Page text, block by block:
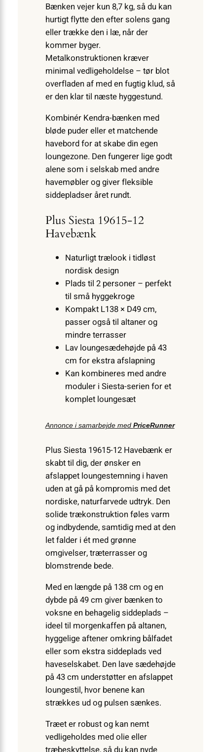
Bænken vejer kun 8,7 kg, så du kan
hurtigt flytte den efter solens gang
eller trække den i læ, når der
kommer byger.
Metalkonstruktionen kræver
minimal vedligeholdelse – tør blot
overfladen af med en fugtig klud, så
er den klar til næste hyggestund.
Kombinér Kendra-bænken med
bløde puder eller et matchende
havebord for at skabe din egen
loungezone. Den fungerer lige godt
alene som i selskab med andre
havemøbler og giver fleksible
siddepladser året rundt.
Plus Siesta 19615-12
Havebænk
Naturligt trælook i tidløst
nordisk design
Plads til 2 personer – perfekt
til små hyggekroge
Kompakt L138 × D49 cm,
passer også til altaner og
mindre terrasser
Lav loungesædehøjde på 43
cm for ekstra afslapning
Kan kombineres med andre
moduler i Siesta-serien for et
komplet loungesæt
Annonce i samarbejde med PriceRunner
Plus Siesta 19615-12 Havebænk er
skabt til dig, der ønsker en
afslappet lounge­stemning i haven
uden at gå på kompromis med det
nordiske, naturfarvede udtryk. Den
solide trækonstruktion føles varm
og indbydende, samtidig med at den
let falder i ét med grønne
omgivelser, træterrasser og
blomstrende bede.
Med en længde på 138 cm og en
dybde på 49 cm giver bænken to
voksne en behagelig siddeplads –
ideel til morgenkaffen på altanen,
hyggelige aftener omkring bålfadet
eller som ekstra siddeplads ved
haveselskabet. Den lave sædehøjde
på 43 cm understøtter en afslappet
loungestil, hvor benene kan
strækkes ud og pulsen sænkes.
Træet er robust og kan nemt
vedligeholdes med olie eller